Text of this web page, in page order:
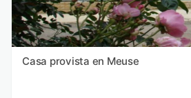
Casa provista en Meuse